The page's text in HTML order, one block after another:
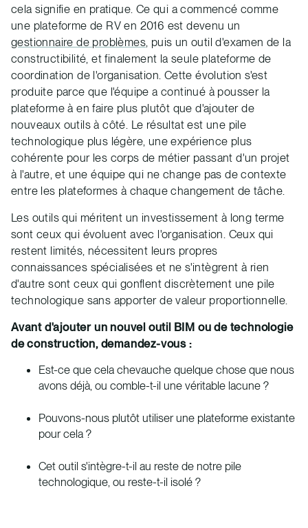
cela signifie en pratique. Ce qui a commencé comme
une plateforme de RV en 2016 est devenu un
gestionnaire de problèmes , puis un outil d'examen de la
constructibilité, et finalement la seule plateforme de
coordination de l'organisation. Cette évolution s'est
produite parce que l'équipe a continué à pousser la
plateforme à en faire plus plutôt que d'ajouter de
nouveaux outils à côté. Le résultat est une pile
technologique plus légère, une expérience plus
cohérente pour les corps de métier passant d'un projet
à l'autre, et une équipe qui ne change pas de contexte
entre les plateformes à chaque changement de tâche.
Les outils qui méritent un investissement à long terme
sont ceux qui évoluent avec l'organisation. Ceux qui
restent limités, nécessitent leurs propres
connaissances spécialisées et ne s'intègrent à rien
d'autre sont ceux qui gonflent discrètement une pile
technologique sans apporter de valeur proportionnelle.
Avant d'ajouter un nouvel outil BIM ou de technologie
de construction, demandez-vous :
Est-ce que cela chevauche quelque chose que nous
avons déjà, ou comble-t-il une véritable lacune ?
Pouvons-nous plutôt utiliser une plateforme existante
pour cela ?
Cet outil s'intègre-t-il au reste de notre pile
technologique, ou reste-t-il isolé ?